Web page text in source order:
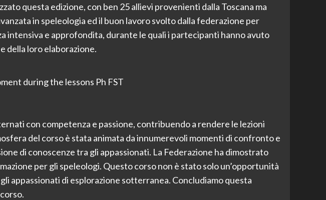
questa edizione, con ben 25 allievi provenienti dalla Toscana ma
in speleologia ed il buon lavoro svolto dalla federazione per
intensiva e approfondita, durante le quali i partecipanti hanno avuto
della loro elaborazione.
during the lessons Ph FST
con competenza e passione, contribuendo a rendere le lezioni
del corso è stata animata da innumerevoli momenti di confronto e
di conoscenze tra gli appassionati. La Federazione ha dimostrato
per gli speleologi. Questo corso non è stato solo un’opportunità
appassionati di esplorazione sotterranea. Concludiamo questa